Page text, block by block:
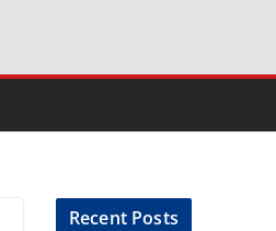
Recent Posts